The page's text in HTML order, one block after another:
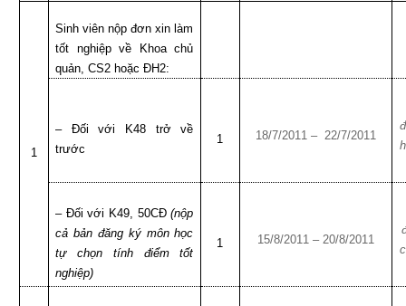
1
Sinh viên nộp đơn xin làm
tốt nghiệp về Khoa chủ
quản, CS2 hoặc ĐH2:
– Đối với K48 trở về
trước
1 18/7/2011 – 22/7/2011
– Đối với K49, 50CĐ(nộp
cả bản đăng ký môn học
tự chọn tính điểm tốt
nghiệp)
1 15/8/2011 – 20/8/2011